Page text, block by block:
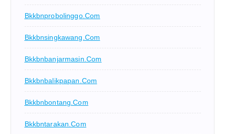
Bkkbnprobolinggo.com
Bkkbnsingkawang.com
Bkkbnbanjarmasin.com
Bkkbnbalikpapan.com
Bkkbnbontang.com
Bkkbntarakan.com